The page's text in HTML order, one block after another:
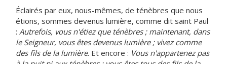
Éclairés par eux, nous-mêmes, de ténèbres que nous
étions, sommes devenus lumière, comme dit saint Paul
: Autrefois, vous n'étiez que ténèbres ; maintenant, dans
le Seigneur, vous êtes devenus lumière ; vivez comme
des fils de la lumière. Et encore : Vous n'appartenez pas